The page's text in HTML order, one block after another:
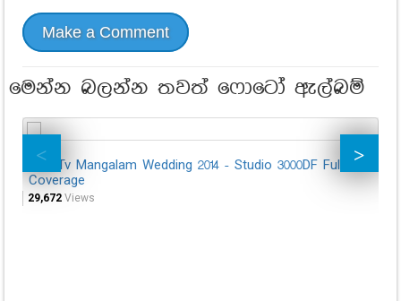
Make a Comment
මෙන්න බලන්න තවත් ෆොටෝ ඇල්බම්
Hiru Tv Mangalam Wedding 2014 - Studio 3000DF Full
Coverage
29,672 Views